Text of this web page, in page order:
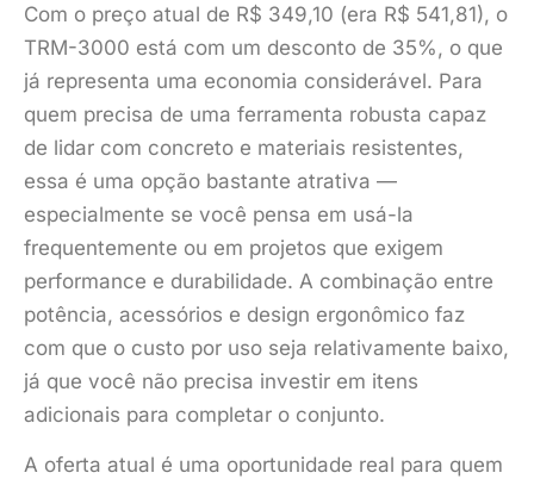
Com o preço atual de R$ 349,10 (era R$ 541,81), o
TRM-3000 está com um desconto de 35%, o que
já representa uma economia considerável. Para
quem precisa de uma ferramenta robusta capaz
de lidar com concreto e materiais resistentes,
essa é uma opção bastante atrativa —
especialmente se você pensa em usá-la
frequentemente ou em projetos que exigem
performance e durabilidade. A combinação entre
potência, acessórios e design ergonômico faz
com que o custo por uso seja relativamente baixo,
já que você não precisa investir em itens
adicionais para completar o conjunto.
A oferta atual é uma oportunidade real para quem